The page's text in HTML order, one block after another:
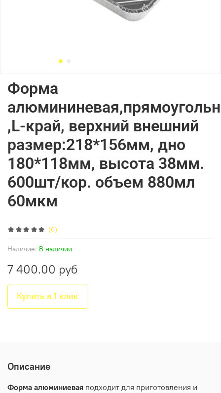
(0)
Наличие: В наличии
Форма
,L-край, верхний внешний
размер:218*156мм, дно
180*118мм, высота 38мм.
600шт/кор. объем 880мл
60мкм
7 400.00 руб
Купить в 1 клик
Описание
Форма алюминиевая подходит для приготовления и